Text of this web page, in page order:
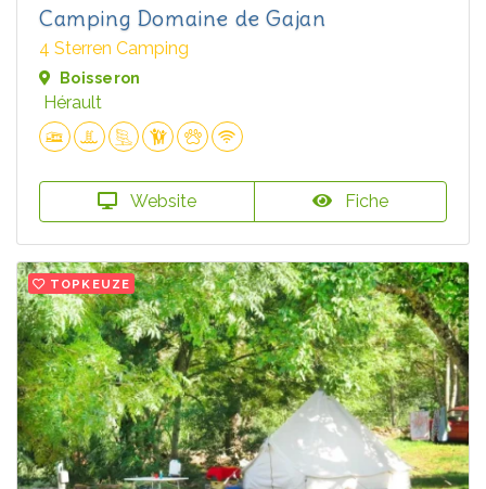
Camping Domaine de Gajan
4 Sterren Camping
Boisseron
Hérault
Website Fiche
TOPKEUZE